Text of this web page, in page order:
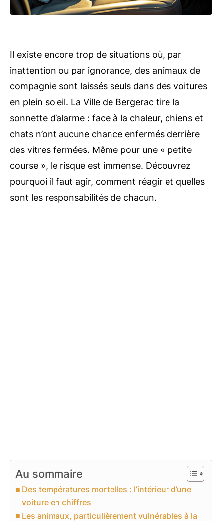
Il existe encore trop de situations où, par
inattention ou par ignorance, des animaux de
compagnie sont laissés seuls dans des voitures
en plein soleil. La Ville de Bergerac tire la
sonnette d’alarme : face à la chaleur, chiens et
chats n’ont aucune chance enfermés derrière
des vitres fermées. Même pour une « petite
course », le risque est immense. Découvrez
pourquoi il faut agir, comment réagir et quelles
sont les responsabilités de chacun.
Au sommaire
Des températures mortelles : l’intérieur d’une
voiture en chiffres
Les animaux, particulièrement vulnérables à la